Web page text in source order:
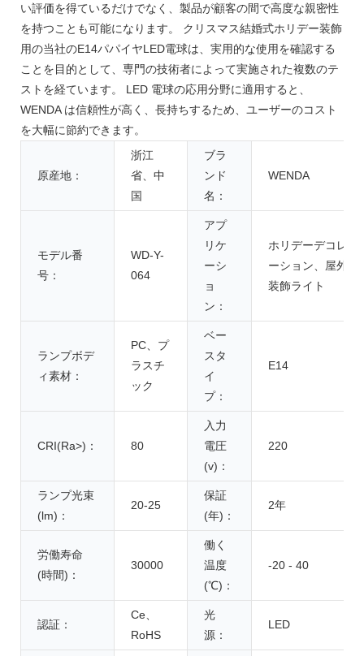
い評価を得ているだけでなく、製品が顧客の間で高度な親密性
を持つことも可能になります。 クリスマス結婚式ホリデー装飾
用の当社のE14パパイヤLED電球は、実用的な使用を確認する
ことを目的として、専門の技術者によって実施された複数のテ
ストを経ています。 LED 電球の応用分野に適用すると、
WENDA は信頼性が高く、長持ちするため、ユーザーのコスト
を大幅に節約できます。
原産地：
浙江
省、中
国
ブラ
ンド
名：
WENDA
モデル番
号：
WD-Y-
064
アプ
リケ
ーシ
ョ
ン：
ホリデーデコレ
ーション、屋外
装飾ライト
ランプボデ
ィ素材：
PC、プ
ラスチ
ック
ベー
スタ
イ
プ：
E14
CRI(Ra>)： 80
入力
電圧
(v)：
220
ランプ光束
(lm)：
20-25
保証
(年)：
2年
労働寿命
(時間)：
30000
働く
温度
(℃)：
-20 - 40
認証：
Ce、
RoHS
光
源：
LED